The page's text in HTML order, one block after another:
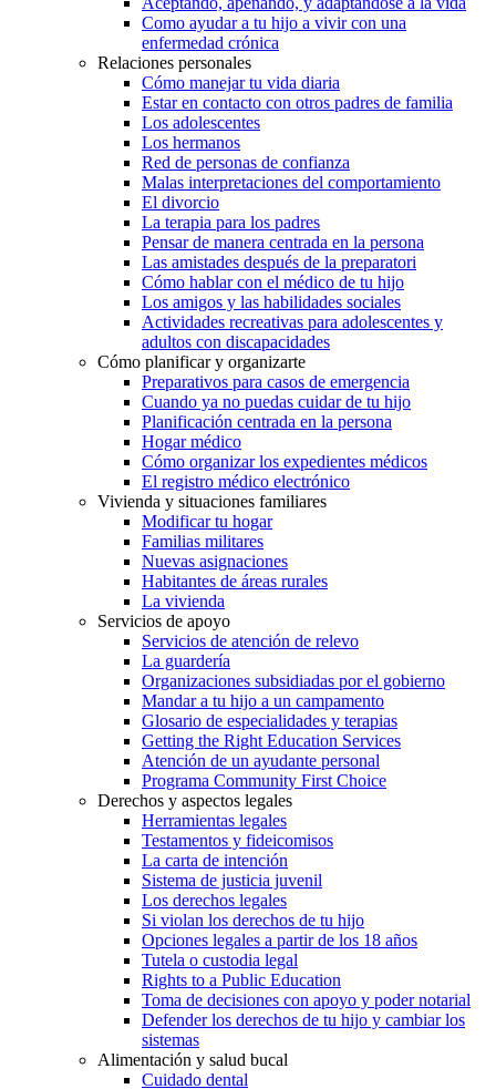
Como ayudar a tu hijo a vivir con una
enfermedad crónica
Relaciones personales
Cómo manejar tu vida diaria
Estar en contacto con otros padres de familia
Los adolescentes
Los hermanos
Red de personas de confianza
Malas interpretaciones del comportamiento
El divorcio
La terapia para los padres
Pensar de manera centrada en la persona
Las amistades después de la preparatori
Cómo hablar con el médico de tu hijo
Los amigos y las habilidades sociales
Actividades recreativas para adolescentes y
adultos con discapacidades
Cómo planificar y organizarte
Preparativos para casos de emergencia
Cuando ya no puedas cuidar de tu hijo
Planificación centrada en la persona
Hogar médico
Cómo organizar los expedientes médicos
El registro médico electrónico
Vivienda y situaciones familiares
Modificar tu hogar
Familias militares
Nuevas asignaciones
Habitantes de áreas rurales
La vivienda
Servicios de apoyo
Servicios de atención de relevo
La guardería
Organizaciones subsidiadas por el gobierno
Mandar a tu hijo a un campamento
Glosario de especialidades y terapias
Getting the Right Education Services
Atención de un ayudante personal
Programa Community First Choice
Derechos y aspectos legales
Herramientas legales
Testamentos y fideicomisos
La carta de intención
Sistema de justicia juvenil
Los derechos legales
Si violan los derechos de tu hijo
Opciones legales a partir de los 18 años
Tutela o custodia legal
Rights to a Public Education
Toma de decisiones con apoyo y poder notarial
Defender los derechos de tu hijo y cambiar los
sistemas
Alimentación y salud bucal
Cuidado dental